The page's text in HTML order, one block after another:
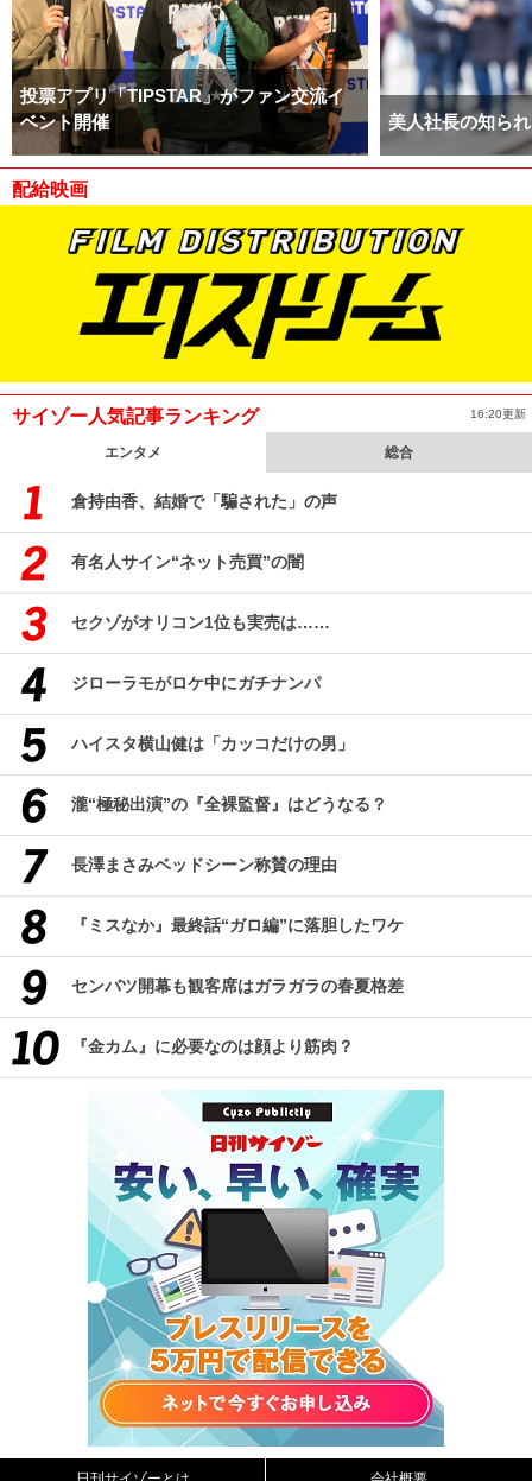
投票アプリ「TIPSTAR」がファン交流イ
ベント開催
美人社長の知ら
配給映画
サイゾー人気記事ランキング 16:20更新
エンタメ 総合
倉持由香、結婚で「騙された」の声
有名人サイン“ネット売買”の闇
セクゾがオリコン1位も実売は……
ジローラモがロケ中にガチナンパ
ハイスタ横山健は「カッコだけの男」
瀧“極秘出演”の『全裸監督』はどうなる？
長澤まさみベッドシーン称賛の理由
『ミスなか』最終話“ガロ編”に落胆したワケ
センバツ開幕も観客席はガラガラの春夏格差
『金カム』に必要なのは顔より筋肉？